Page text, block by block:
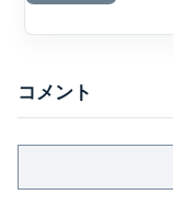
コメント